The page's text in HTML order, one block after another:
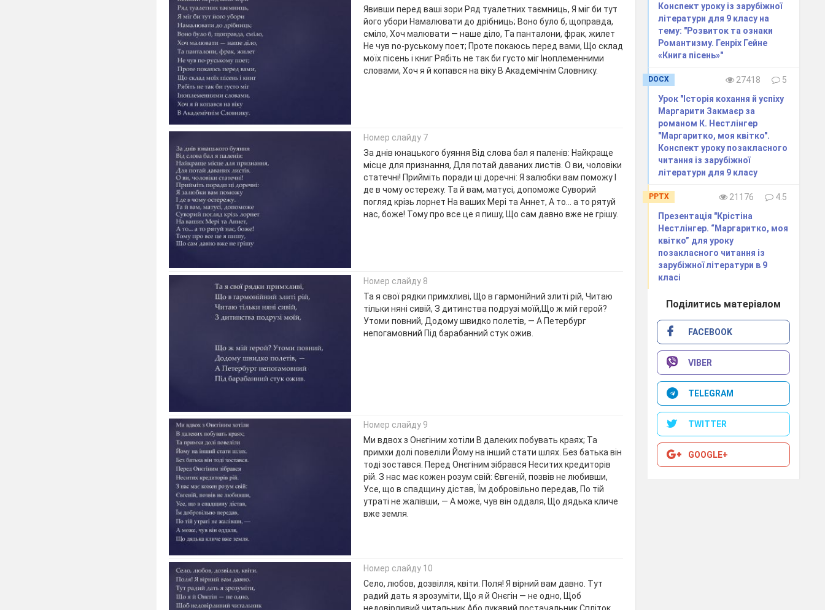
Явивши перед ваші зори Ряд туалетних таємниць, Я міг би тут
його убори Намалювати до дрібниць; Воно було б, щоправда,
сміло, Хоч малювати — наше діло, Та панталони, фрак, жилет
Не чув no-руському поет; Проте покаюсь перед вами, Що склад
моїх пісень і книг Рябіть не так би густо міг Іноплеменними
словами, Хоч я й копався на віку В Академічнім Словнику.
Номер слайду 7
За днів юнацького буяння Від слова бал я паленів: Найкраще
місце для признання, Для потай даваних листів. О ви, чоловіки
статечні! Прийміть поради ці доречні: Я залюбки вам поможу І
де в чому остережу. Та й вам, матусі, допоможе Суворий
погляд крізь лорнет На ваших Мері та Аннет, А то... а то рятуй
нас, боже! Тому про все це я пишу, Що сам давно вже не грішу.
Номер слайду 8
Та я свої рядки примхливі, Що в гармонійний злиті рій, Читаю
тільки няні сивій, З дитинства подрузі моїй,Що ж мій герой?
Утоми повний, Додому швидко полетів, — А Петербург
непогамовний Під барабанний стук ожив.
Номер слайду 9
Ми вдвох з Онєгіним хотіли В далеких побувать краях; Та
примхи долі повеліли Йому на інший стати шлях. Без батька він
тоді зостався. Перед Онєгіним зібрався Неситих кредиторів
рій. З нас має кожен розум свій: Євгеній, позвів не любивши,
Усе, що в спадщину дістав, Їм добровільно передав, По тій
утраті не жалівши, — А може, чув він оддаля, Що дядька кличе
вже земля.
Номер слайду 10
Село, любов, дозвілля, квіти. Поля! Я вірний вам давно. Тут
радий дать я зрозуміти, Що я й Онєгін — не одно, Щоб
Конспект уроку із зарубіжної
літератури для 9 класу на
тему: "Розвиток та ознаки
Романтизму. Генріх Гейне
«Книга пісень»"
DOCX 27418
5
Урок "Історія кохання й успіху
Маргарити Закмаєр за
романом К. Нестлінгер
"Маргаритко, моя квітко".
Конспект уроку позакласного
читання із зарубіжної
літератури для 9 класу
PPTX 21176
4.5
Презентація "Крістіна
Нестлінгер. “Маргаритко, моя
квітко” для уроку
позакласного читання із
зарубіжної літератури в 9
класі
Поділитись матеріалом
FACEBOOK
VIBER
TELEGRAM
TWITTER
GOOGLE+